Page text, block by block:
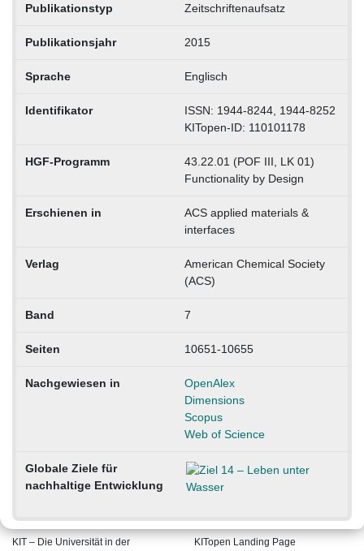
Publikationstyp Zeitschriftenaufsatz
Publikationsjahr 2015
Sprache Englisch
Identifikator
ISSN: 1944-8244, 1944-8252
KITopen-ID: 110101178
HGF-Programm
43.22.01 (POF III, LK 01)
Functionality by Design
Erschienen in
ACS applied materials &
interfaces
Verlag
American Chemical Society
(ACS)
Band 7
Seiten 10651-10655
Nachgewiesen in
OpenAlex
Dimensions
Scopus
Web of Science
Globale Ziele für
nachhaltige Entwicklung
KIT – Die Universität in der KITopen Landing Page